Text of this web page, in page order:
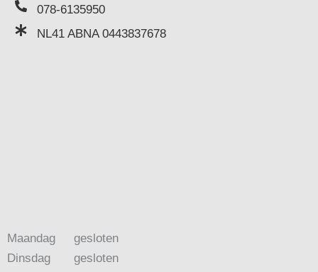
078-6135950
NL41 ABNA 0443837678
Maandag
Dinsdag
gesloten
gesloten